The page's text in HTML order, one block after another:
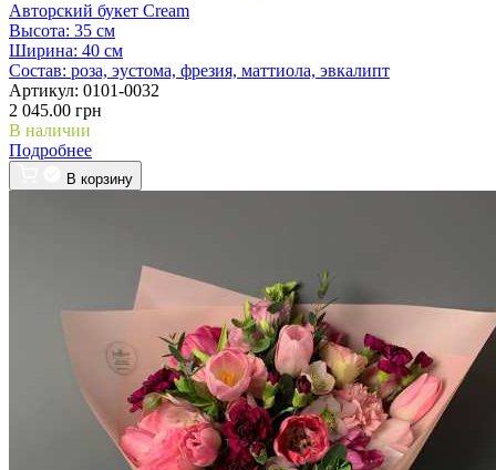
Авторский букет Cream
Высота: 35 см
Ширина: 40 см
Состав: роза, эустома, фрезия, маттиола, эвкалипт
Артикул: 0101-0032
2 045.00 грн
В наличии
Подробнее
В корзину